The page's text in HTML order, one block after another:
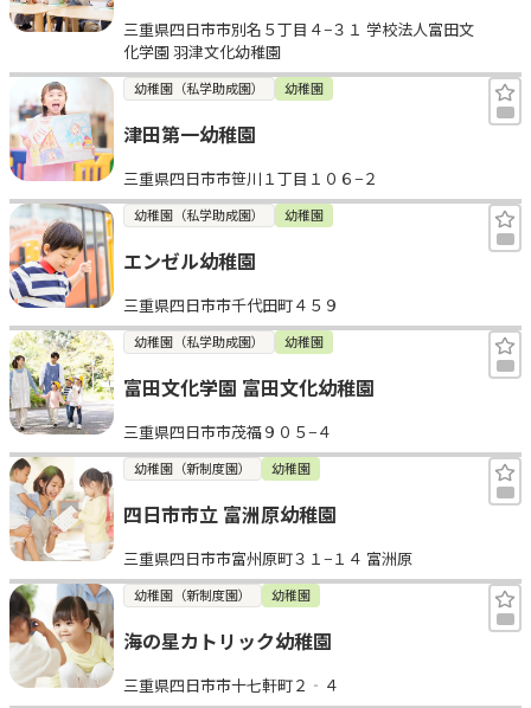
三重県四日市市別名５丁目４−３１ 学校法人富田文
化学園 羽津文化幼稚園
幼稚園（私学助成園） 幼稚園
津田第一幼稚園
三重県四日市市笹川１丁目１０６−２
幼稚園（私学助成園） 幼稚園
エンゼル幼稚園
三重県四日市市千代田町４５９
幼稚園（私学助成園） 幼稚園
富田文化学園 富田文化幼稚園
三重県四日市市茂福９０５−４
幼稚園（新制度園） 幼稚園
四日市市立 富洲原幼稚園
三重県四日市市富州原町３１−１４ 富洲原
幼稚園（新制度園） 幼稚園
海の星カトリック幼稚園
三重県四日市市十七軒町２‐４